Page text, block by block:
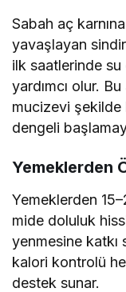
Sabah aç
yavaşlayan
ilk saatlerinde su
yardımcı olur.
mucizevi şekilde
dengeli
Yemeklerden
Yemeklerden
mide doluluk
yenmesine
kalori kontrolü
destek sunar.